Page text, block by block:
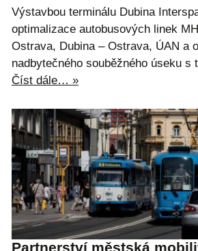
Výstavbou terminálu Dubina
optimalizace autobusových linek
Ostrava, Dubina – Ostrava, ÚAN a
nadbytečného souběžného úseku
Číst dále… »
Partnerství městská